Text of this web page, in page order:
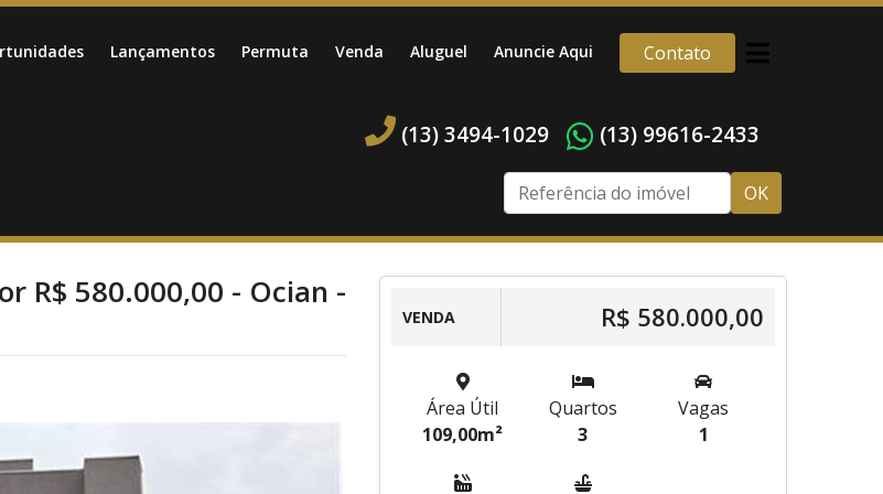
Lançamentos Permuta Venda Aluguel Anuncie Aqui Contato
(13) 3494-1029 (13) 99616-2433
OK
R$ 580.000,00 - Ocian -
VENDA R$ 580.000,00
Área Útil
109,00m²
Quartos
3
Vagas
1